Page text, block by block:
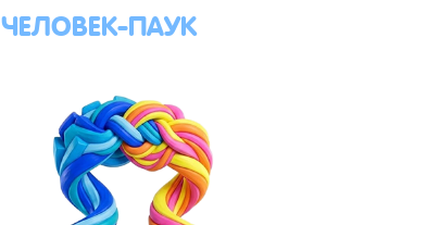
ЧЕЛОВЕК-ПАУК